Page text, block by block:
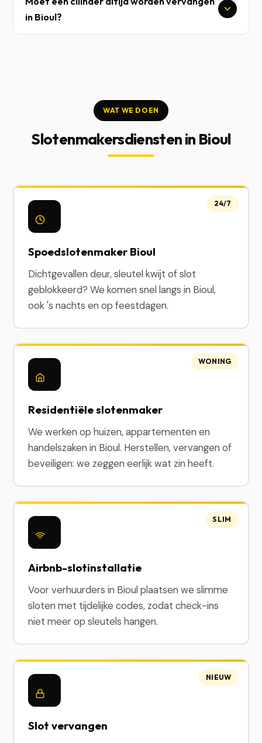
in Bioul?
WAT WE DOEN
Slotenmakersdiensten in Bioul
Spoedslotenmaker Bioul
Dichtgevallen deur, sleutel kwijt of slot
geblokkeerd? We komen snel langs in Bioul,
ook 's nachts en op feestdagen.
24/7
Residentiële slotenmaker
We werken op huizen, appartementen en
handelszaken in Bioul. Herstellen, vervangen of
beveiligen: we zeggen eerlijk wat zin heeft.
WONING
Airbnb-slotinstallatie
Voor verhuurders in Bioul plaatsen we slimme
sloten met tijdelijke codes, zodat check-ins
niet meer op sleutels hangen.
SLIM
Slot vervangen
NIEUW